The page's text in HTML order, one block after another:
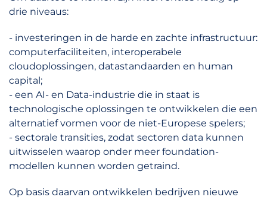
drie niveaus:
- investeringen in de harde en zachte infrastructuur:
computerfaciliteiten, interoperabele
cloudoplossingen, datastandaarden en human
capital;
- een AI- en Data-industrie die in staat is
technologische oplossingen te ontwikkelen die een
alternatief vormen voor de niet-Europese spelers;
- sectorale transities, zodat sectoren data kunnen
uitwisselen waarop onder meer foundation-
modellen kunnen worden getraind.
Op basis daarvan ontwikkelen bedrijven nieuwe